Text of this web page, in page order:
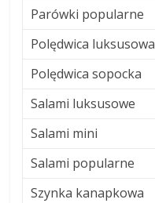
Parówki popularne
Polędwica luksusowa
Polędwica sopocka
Salami luksusowe
Salami mini
Salami popularne
Szynka kanapkowa